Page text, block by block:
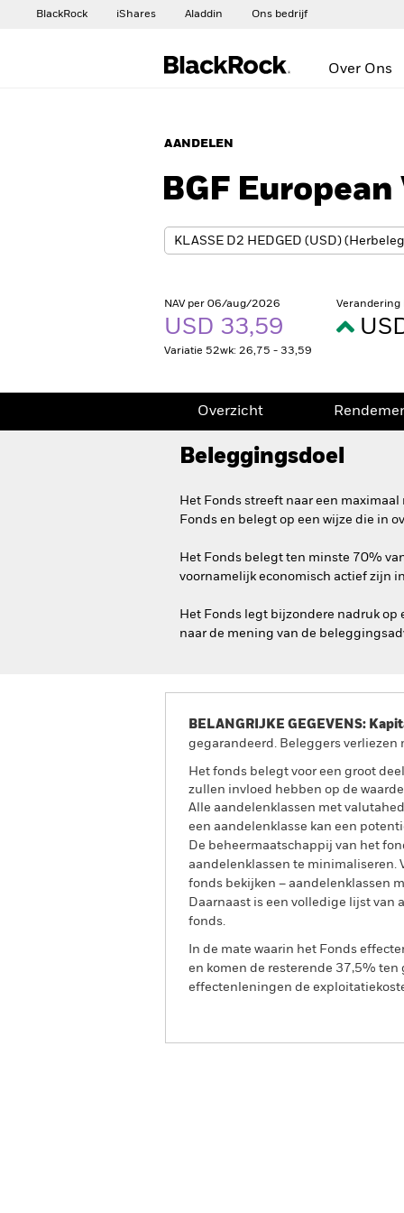
BlackRock iShares Aladdin Ons bedrijf
Over Ons
AANDELEN
BGF
NAV per 06/aug/2026
USD 33,59
Variatie 52wk: 26,75 - 33,59
Verandering
Overzicht
Beleggingsdoel
Het Fonds streeft naar een
Fonds en belegt op een wijze die in
Het Fonds belegt ten minste 70%
voornamelijk economisch actief zijn
Het Fonds legt bijzondere nadruk op
naar de mening van de
BELANGRIJKE GEGEVENS:
gegarandeerd. Beleggers
Het fonds belegt voor een groot
zullen invloed hebben op de
Alle aandelenklassen met
een aandelenklasse kan een
De beheermaatschappij van het
aandelenklassen te minimaliseren.
fonds bekijken – aandelenklassen
Daarnaast is een volledige lijst
fonds.
In de mate waarin het Fonds
en komen de resterende 37,5%
effectenleningen de